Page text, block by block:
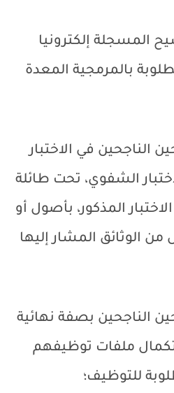
المسجلة إلكترونيا
بالمرمجية المعدة
الناجحين في الاختبار
الشفوي، تحت طائلة
المذكور، بأصول أو
الوثائق المشار إليها
الناجحين بصفة نهائية
ملفات توظيفهم
للتوظيف؛